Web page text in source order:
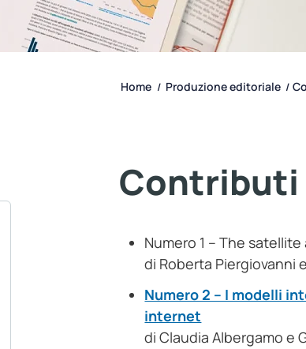
Home / Produzione editoriale /
Contributi
Numero 1 – The
di Roberta Piergiovanni
Numero 2 – I modelli
internet
di Claudia Albergamo e